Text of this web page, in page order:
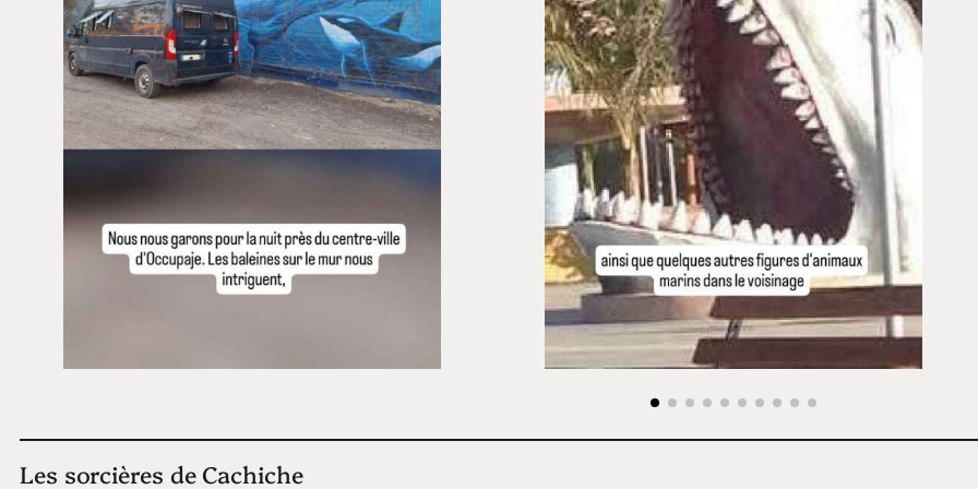
Les sorcières de Cachiche